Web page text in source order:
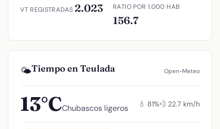
VT REGISTRADAS 2.023 RATIO POR 1.000 HAB
156.7
🌤️Tiempo en Teulada Open-Meteo
13°CChubascos ligeros 💧 81%💨 22.7 km/h